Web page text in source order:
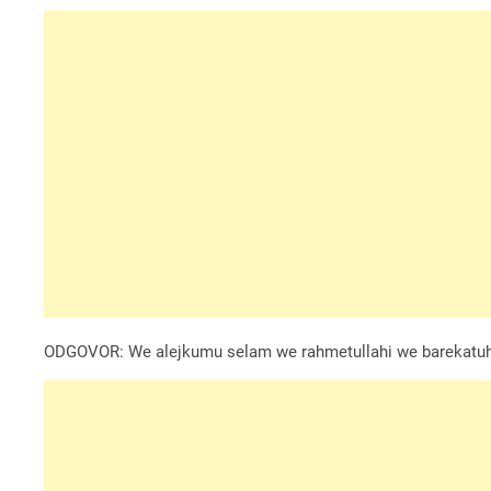
ODGOVOR: We alejkumu selam we rahmetullahi we